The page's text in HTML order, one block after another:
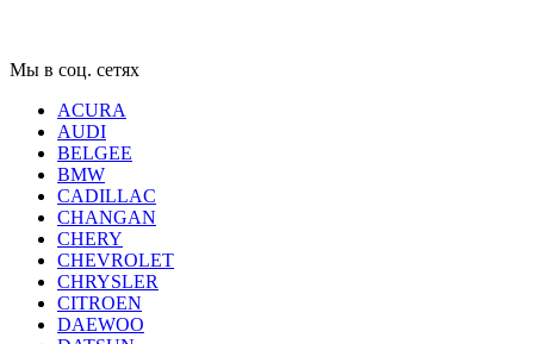
Мы в соц. сетях
ACURA
AUDI
BELGEE
BMW
CADILLAC
CHANGAN
CHERY
CHEVROLET
CHRYSLER
CITROEN
DAEWOO